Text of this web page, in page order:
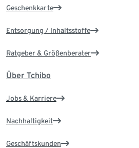
Geschenkkarte
Entsorgung / Inhaltsstoffe
Ratgeber & Größenberater
Über Tchibo
Jobs & Karriere
Nachhaltigkeit
Geschäftskunden